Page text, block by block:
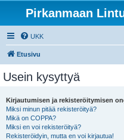
Pirkanmaan
UKK
Etusivu
Usein kysyttyä
Kirjautumisen ja rekisteröitymisen
Miksi minun pitää rekisteröityä?
Mikä on COPPA?
Miksi en voi rekisteröityä?
Rekisteröidyin, mutta en voi kirjautua!